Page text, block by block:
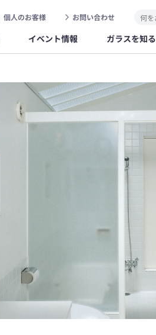
個人のお客様 お問い合わせ
イベント情報 ガラスを知る